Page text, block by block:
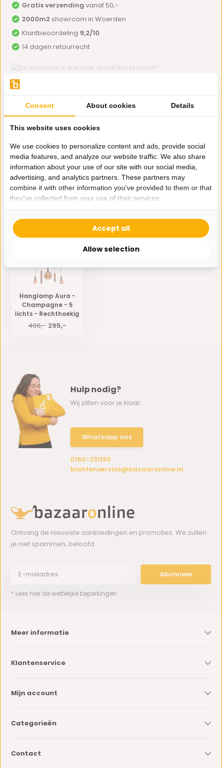
Gratis verzending vanaf 50,-
2000m2 showroom in Woerden
Klantbeoordeling 9,2/10
14 dagen retourrecht
Do you have a question about this product?
Our employee is happy to help you find the right product
Send mail
Productomschrijving
Specificaties
Delen
Eerder bekeken door jou
Hanglamp Aura -
Champagne - 5
lichts - Rechthoekig
400,- 295,-
Hulp nodig?
Wij zitten voor je klaar.
Whatsapp ons
0162-231130
klantenservice@bazaaronline.nl
Ontvang de nieuwste aanbiedingen en promoties. We zullen
je niet spammen, beloofd.
Abonneer
* Lees hier de wettelijke beperkingen
Meer informatie
Klantenservice
Mijn account
Categorieën
Contact
Consent About cookies Details
This website uses cookies
We use cookies to personalize content and ads, provide social
media features, and analyze our website traffic. We also share
information about your use of our site with our social media,
advertising, and analytics partners. These partners may
combine it with other information you've provided to them or that
they've collected from your use of their services.
Allow selection
Accept all